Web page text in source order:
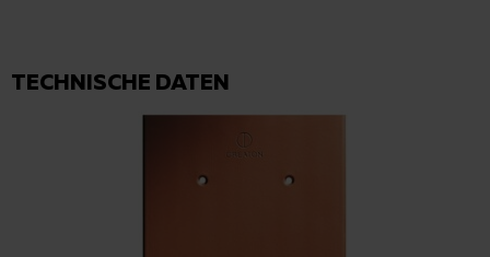
TECHNISCHE DATEN